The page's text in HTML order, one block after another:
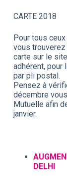
CARTE 2018
Pour tous
vous
carte sur le
adhérent, pour
par pli postal.
Pensez à
décembre
Mutuelle afin
janvier.
DELHI